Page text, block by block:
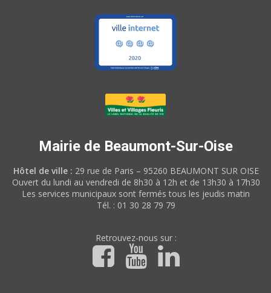
Mairie de Beaumont-Sur-Oise
Hôtel de ville : 29 rue de Paris – 95260 BEAUMONT SUR OISE
Ouvert du lundi au vendredi de 8h30 à 12h et de 13h30 à 17h30
Les services municipaux sont fermés tous les jeudis matin
Tél. : 01 30 28 79 79
Retrouvez-nous sur :